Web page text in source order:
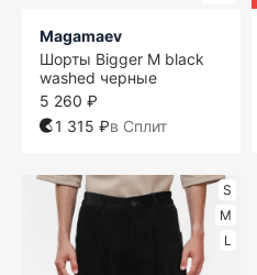
Magamaev
Шорты Bigger M black
washed черные
5 260 ₽
1 315 ₽в Сплит
S
M
L